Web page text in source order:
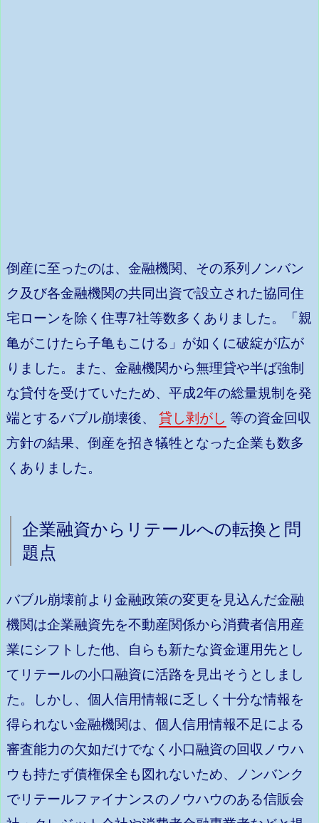
倒産に至ったのは、金融機関、その系列ノンバン
ク及び各金融機関の共同出資で設立された協同住
宅ローンを除く住専7社等数多くありました。「親
亀がこけたら子亀もこける」が如くに破綻が広が
りました。また、金融機関から無理貸や半ば強制
な貸付を受けていたため、平成2年の総量規制を発
端とするバブル崩壊後、 貸し剥がし 等の資金回収
方針の結果、倒産を招き犠牲となった企業も数多
くありました。
企業融資からリテールへの転換と問
題点
バブル崩壊前より金融政策の変更を見込んだ金融
機関は企業融資先を不動産関係から消費者信用産
業にシフトした他、自らも新たな資金運用先とし
てリテールの小口融資に活路を見出そうとしまし
た。しかし、個人信用情報に乏しく十分な情報を
得られない金融機関は、個人信用情報不足による
審査能力の欠如だけでなく小口融資の回収ノウハ
ウも持たず債権保全も図れないため、ノンバンク
でリテールファイナンスのノウハウのある信販会